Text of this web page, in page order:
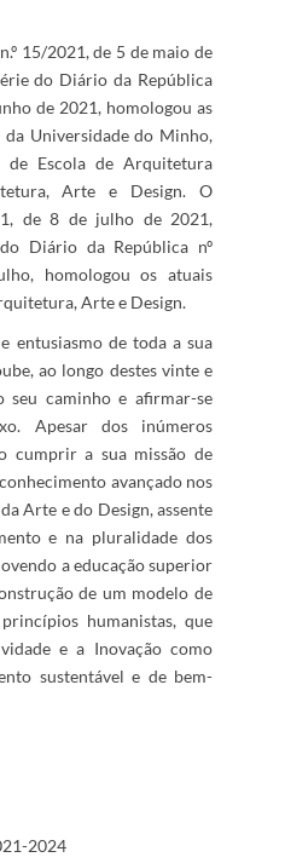
15/2021, de 5 de maio de
do Diário da República
de 2021, homologou as
da Universidade do Minho,
de Escola de Arquitetura
Arte e Design. O
de 8 de julho de 2021,
Diário da República nº
homologou os atuais
Arte e Design.
entusiasmo de toda a sua
ao longo destes vinte e
seu caminho e afirmar-se
Apesar dos inúmeros
cumprir a sua missão de
avançado nos
Arte e do Design, assente
e na pluralidade dos
a educação superior
de um modelo de
humanistas, que
e a Inovação como
sustentável e de bem-
2024